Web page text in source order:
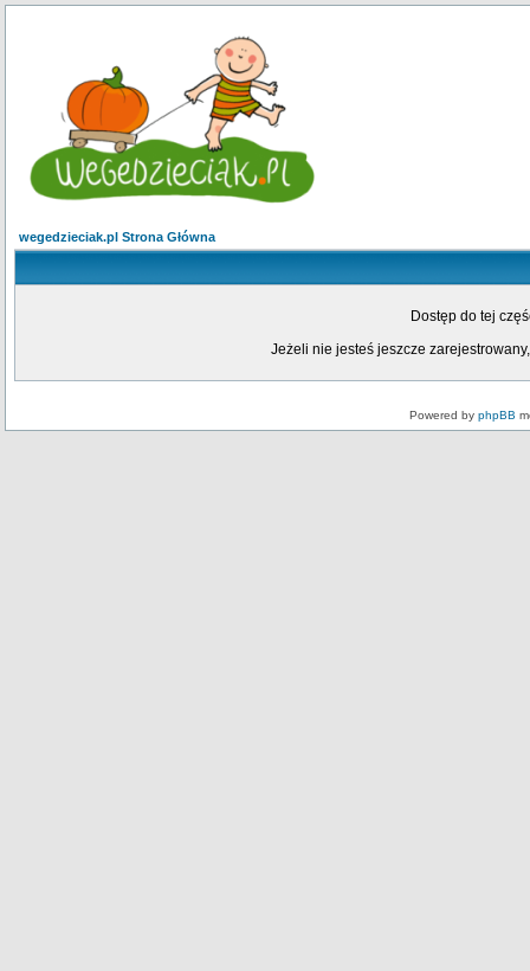
wegedzieciak.pl Strona Główna
Dostęp do tej
Jeżeli nie jesteś jeszcze
Powered by phpBB